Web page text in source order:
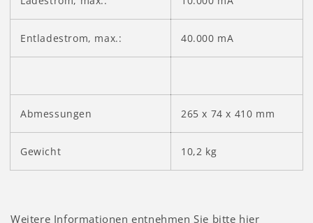
Entladestrom, max.: 40.000 mA
Abmessungen 265 x 74 x 410 mm
Gewicht 10,2 kg
Weitere Informationen entnehmen Sie bitte hier